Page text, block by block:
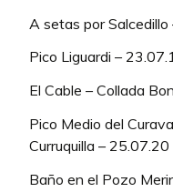
A setas por
Pico Liguardi –
El Cable – Collada
Pico Medio del
Curruquilla – 25.07.20
Baño en el Pozo